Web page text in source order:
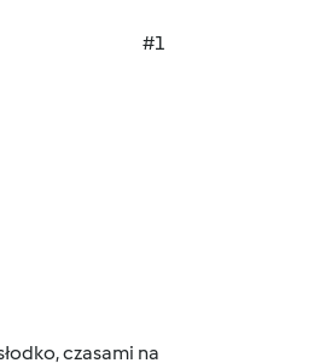
#1
czasami na